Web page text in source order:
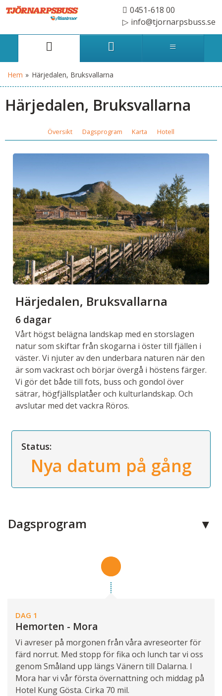
0451-618 00
info@tjornarpsbuss.se
Hem » Härjedalen, Bruksvallarna
Härjedalen, Bruksvallarna
Översikt Dagsprogram Karta Hotell
Härjedalen, Bruksvallarna
6 dagar
Vårt högst belägna landskap med en storslagen
natur som skiftar från skogarna i öster till fjällen i
väster. Vi njuter av den underbara naturen när den
är som vackrast och börjar övergå i höstens färger.
Vi gör det både till fots, buss och gondol över
sätrar, högfjällsplatåer och kulturlandskap. Och
avslutar med det vackra Röros.
Status:
Nya datum på gång
Dagsprogram
DAG 1
Hemorten - Mora
Vi avreser på morgonen från våra avreseorter för
färd norrut. Med stopp för fika och lunch tar vi oss
genom Småland upp längs Vänern till Dalarna. I
Mora har vi vår första övernattning och middag på
Hotel Kung Gösta. Cirka 70 mil.